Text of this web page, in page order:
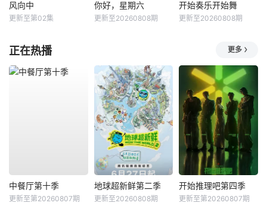
风向中
更新至第02集
你好，星期六
更新至20260808期
开始奏乐开始舞
更新至20260808期
正在热播 更多
中餐厅第十季
更新至第20260807期
地球超新鲜第二季
更新至20260808期
开始推理吧第四季
更新至第20260807期